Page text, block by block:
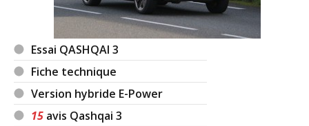
Essai QASHQAI 3
Fiche technique
Version hybride E-Power
15 avis Qashqai 3